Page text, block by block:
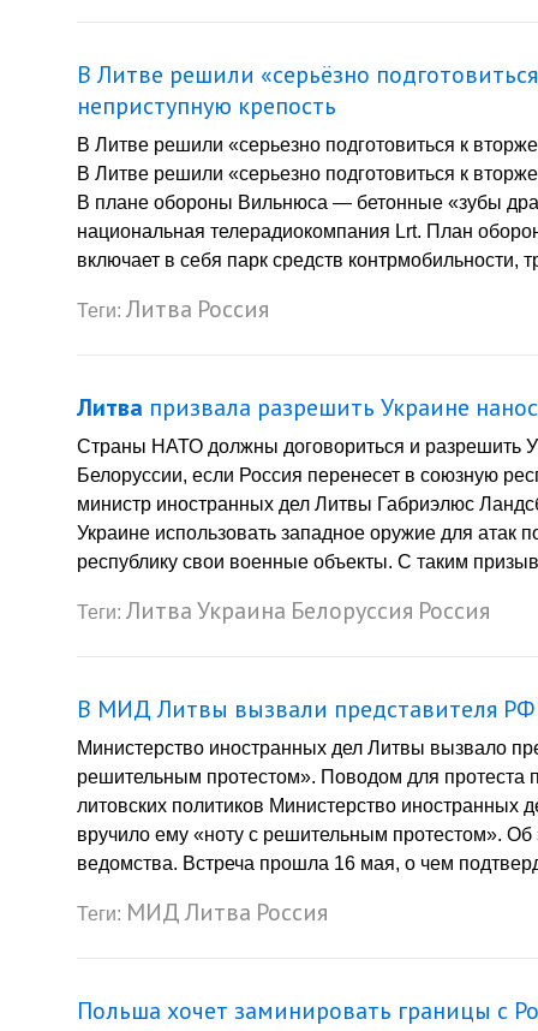
В Литве решили «серьёзно
неприступную крепость
В Литве решили «серьезно подготовиться к
В Литве решили «серьезно подготовиться к
В плане обороны Вильнюса — бетонные «зубы
национальная телерадиокомпания Lrt. План
включает в себя парк средств контрмобильности,
Теги: Литва Россия
Литва призвала разрешить Украине
Страны НАТО должны договориться и разрешить
Белоруссии, если Россия перенесет в союзную
министр иностранных дел Литвы Габриэлюс
Украине использовать западное оружие для атак
республику свои военные объекты. С таким
Теги: ЛитваУкраина Белоруссия Россия
В МИД Литвы вызвали представителя РФ
Министерство иностранных дел Литвы вызвало
решительным протестом». Поводом для протеста
литовских политиков Министерство иностранных
вручило ему «ноту с решительным протестом».
ведомства. Встреча прошла 16 мая, о чем
Теги: МИДЛитва Россия
Польша хочет заминировать границы с